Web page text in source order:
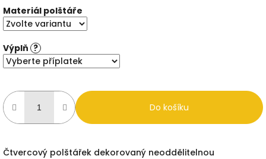
Materiál polštáře
Výplň ?
Do košíku
Čtvercový polštářek dekorovaný neoddělitelnou